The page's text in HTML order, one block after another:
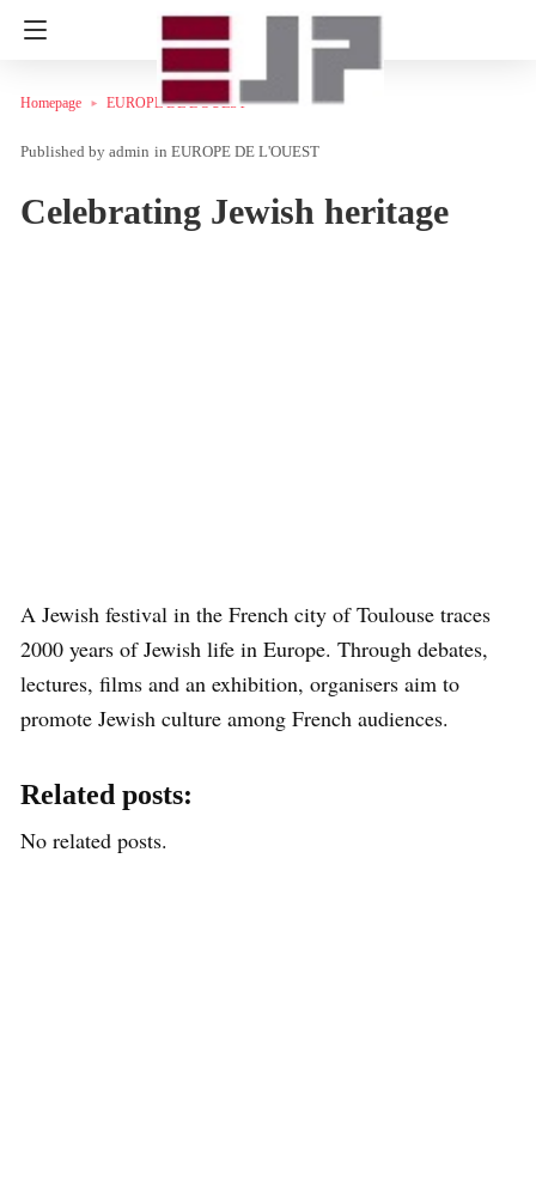
Homepage EUROPE DE L'OUEST
admin in EUROPE DE L'OUEST
Celebrating Jewish heritage
A Jewish festival in the French city of Toulouse traces
2000 years of Jewish life in Europe. Through debates,
lectures, films and an exhibition, organisers aim to
promote Jewish culture among French audiences.
Related posts:
No related posts.